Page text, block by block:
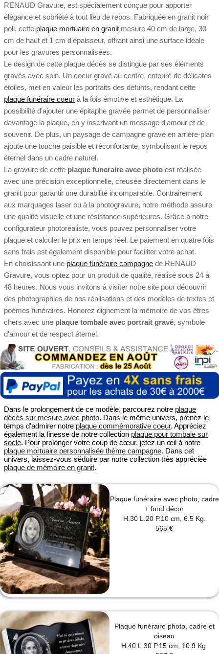
RENAUD Gravure, est spécialement conçue pour apporter
élégance et sobriété à tout lieu de repos. Fabriquée en granit noir
poli, cette plaque mortuaire en granit mesure 40 cm de large, 30
cm de haut et 1 cm d'épaisseur, offrant ainsi une surface idéale
pour les gravures personnalisées.
Le design de cette plaque décès se distingue par ses éléments
gravés avec soin. Un coeur gravé au centre, entouré de délicates
étoiles, met en valeur les portraits des défunts, rendant cette
plaque funéraire coeur à la fois émotive et esthétique. La
possibilité d'ajouter une épitaphe gravée permet de personnaliser
davantage la plaque, en y inscrivant un message d'amour et de
souvenir. De plus, un paysage de campagne gravé en arrière-plan
ajoute une touche paisible et réconfortante, symbolisant le repos
éternel dans un cadre naturel.
La gravure de cette plaque funeraire avec photo est réalisée
avec une précision exceptionnelle, creusée directement dans le
granit pour garantir une durabilité incomparable. Contrairement
aux marquages laser ou à la photogravure, notre méthode assure
une qualité visuelle et une résistance supérieures. Grâce à notre
configurateur photoréaliste, vous pouvez personnaliser votre
plaque et calculer le prix en temps réel. Le paiement en quatre fois
sans frais est également disponible pour faciliter votre achat.
En choisissant une plaque funéraire campagne de RENAUD
Gravure, vous optez pour un produit de qualité, réalisé sous 24 à
48 heures. Nous vous invitons à visiter notre site pour découvrir
des photographies de nos réalisations et des modèles de textes et
poèmes funéraires. Honorez dignement la mémoire de vos êtres
chers avec une plaque tombale avec portrait gravé, symbole
d'amour et de respect éternel.
Dans le prolongement de ce modèle, parcourez notre plaque
décès sur mesure avec photo. Dans le même univers, prenez le
temps d’admirer notre plaque commémorative coeur. Appréciez
également la finesse de notre collection plaque pour tombale sur
socle. Pour prolonger votre coup de cœur, jetez un œil à notre
plaque mortuaire personnalisée thème campagne. Dans cet
univers, laissez-vous séduire par notre collection très appréciée
plaque de mémoire en granit.
Plaque funéraire avec photo, cadre
+ fond décor
H.30 L.20 P.10 cm, 6.5 Kg.
565 €
Plaque funéraire photo, cadre et
oiseau
H.40 L.30 P.15 cm, 10.9 Kg.